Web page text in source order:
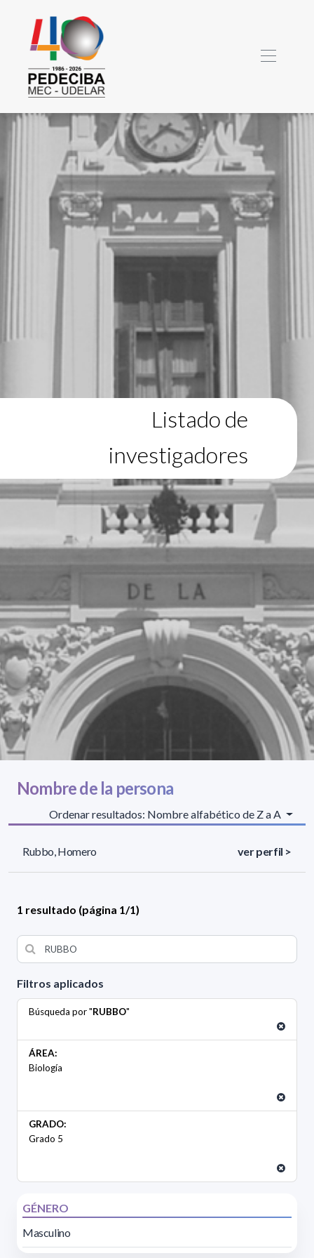
Listado de
investigadores
Filtros aplicados
Búsqueda por "RUBBO"
ÁREA:
Biología
GRADO:
Grado 5
GÉNERO
Masculino
Nombre de la persona
Ordenar resultados: Nombre alfabético de Z a A
Rubbo, Homero ver perfil >
1 resultado (página 1/1)